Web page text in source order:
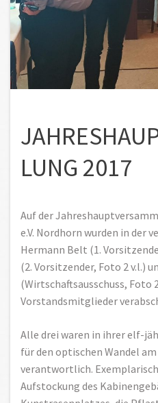
LUNG 2017
Auf der
e.V. Nordhorn wurden in der
Hermann Belt (1.
(2. Vorsitzender, Foto 2 v.l.)
(Wirtschaftsausschuss, Foto
Vorstandsmitglieder
Alle drei waren in ihrer elf-
für den optischen Wandel
verantwortlich.
Aufstockung des